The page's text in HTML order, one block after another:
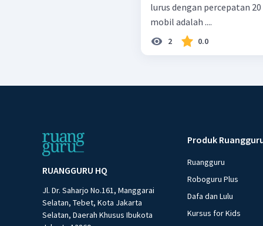
lurus dengan percepatan
mobil adalah ....
2 0.0
RUANGGURU HQ
Jl. Dr. Saharjo No.161, Manggarai
Selatan, Tebet, Kota Jakarta
Selatan, Daerah Khusus Ibukota
Produk
Ruangguru
Roboguru Plus
Dafa dan Lulu
Kursus for Kids